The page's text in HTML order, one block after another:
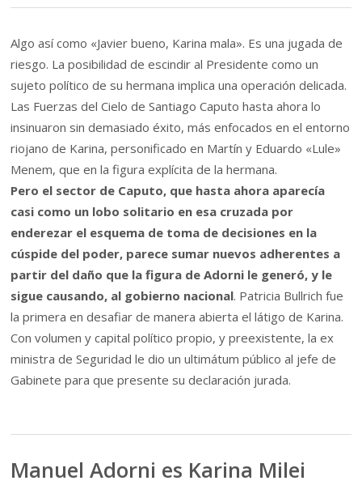
Algo así como «Javier bueno, Karina mala». Es una jugada de
riesgo. La posibilidad de escindir al Presidente como un
sujeto político de su hermana implica una operación delicada.
Las Fuerzas del Cielo de Santiago Caputo hasta ahora lo
insinuaron sin demasiado éxito, más enfocados en el entorno
riojano de Karina, personificado en Martín y Eduardo «Lule»
Menem, que en la figura explícita de la hermana.
Pero el sector de Caputo, que hasta ahora aparecía
casi como un lobo solitario en esa cruzada por
enderezar el esquema de toma de decisiones en la
cúspide del poder, parece sumar nuevos adherentes a
partir del daño que la figura de Adorni le generó, y le
sigue causando, al gobierno nacional. Patricia Bullrich fue
la primera en desafiar de manera abierta el látigo de Karina.
Con volumen y capital político propio, y preexistente, la ex
ministra de Seguridad le dio un ultimátum público al jefe de
Gabinete para que presente su declaración jurada.
Manuel Adorni es Karina Milei